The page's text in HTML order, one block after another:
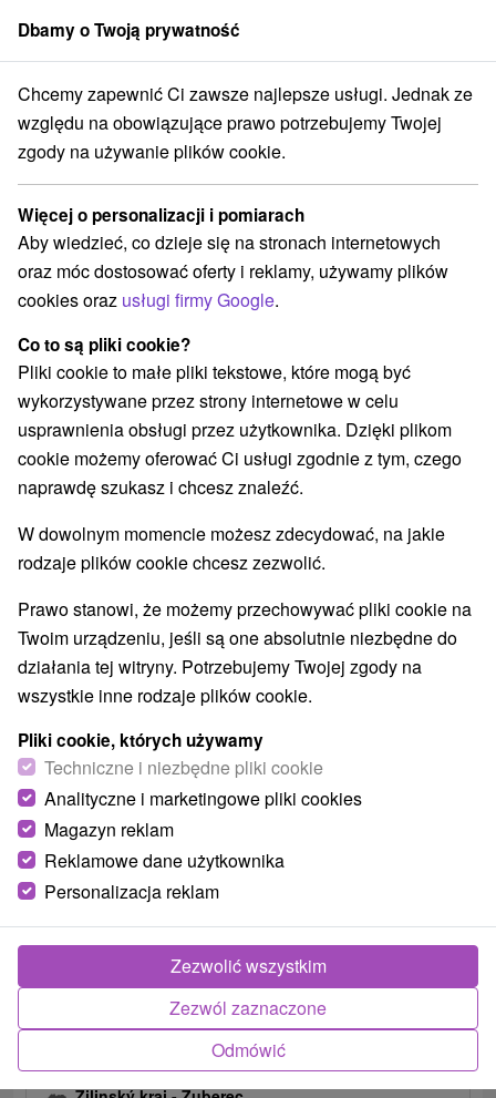
członek grupySorger
Atrakcje na Słowacji Chaty górskie Orawa
Chaty górskie Orawa
Kategorie
Wszystkie kategorie
Aquaparki, baseny(3)
Túry a turistické chodníky (3) Ośrodek narciarski
Obiekty architektoniczne
Zamki(1) Chaty górskie(3) Skanseny(3) Sporty
Loty widokowe i rejsy wycieczkowe (1)
Zamki, pałace, ruiny(2)
Wieże obserwacyjne i chodniki(5)
Jeziora, jeziora, zbiorniki wodne(3)
Kościoły drewniane
Zabytki techniki(4) Atrakcje dla dzieci(9) Tarcze(9)
Escaperoom(1) Muzea i galerie(6)
Kolejki linowe(2) Jaskinie (1)
Wsie i miasta
Dbamy o Twoją prywatność
Chcemy zapewnić Ci zawsze najlepsze usługi. Jednak ze
względu na obowiązujące prawo potrzebujemy Twojej
zgody na używanie plików cookie.
Więcej o personalizacji i pomiarach
Aby wiedzieć, co dzieje się na stronach internetowych
oraz móc dostosować oferty i reklamy, używamy plików
cookies oraz usługi firmy Google.
Co to są pliki cookie?
Pliki cookie to małe pliki tekstowe, które mogą być
wykorzystywane przez strony internetowe w celu
usprawnienia obsługi przez użytkownika. Dzięki plikom
cookie możemy oferować Ci usługi zgodnie z tym, czego
naprawdę szukasz i chcesz znaleźć.
W dowolnym momencie możesz zdecydować, na jakie
rodzaje plików cookie chcesz zezwolić.
Prawo stanowi, że możemy przechowywać pliki cookie na
Twoim urządzeniu, jeśli są one absolutnie niezbędne do
działania tej witryny. Potrzebujemy Twojej zgody na
wszystkie inne rodzaje plików cookie.
Pliki cookie, których używamy
Techniczne i niezbędne pliki cookie
Analityczne i marketingowe pliki cookies
Magazyn reklam
Reklamowe dane użytkownika
Personalizacja reklam
Odmówić
Zezwól zaznaczone
Zezwolić wszystkim